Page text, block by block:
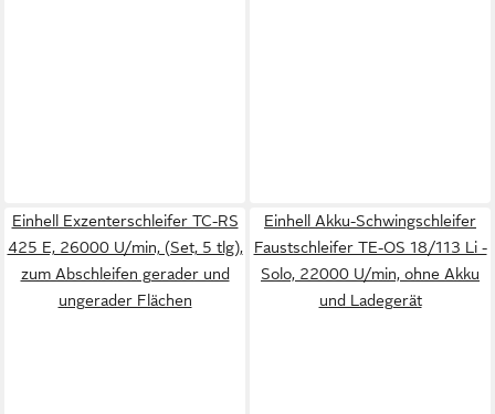
Einhell Exzenterschleifer TC-RS
425 E, 26000 U/min, (Set, 5 tlg),
zum Abschleifen gerader und
ungerader Flächen
Einhell Akku-Schwingschleifer
Faustschleifer TE-OS 18/113 Li -
Solo, 22000 U/min, ohne Akku
und Ladegerät